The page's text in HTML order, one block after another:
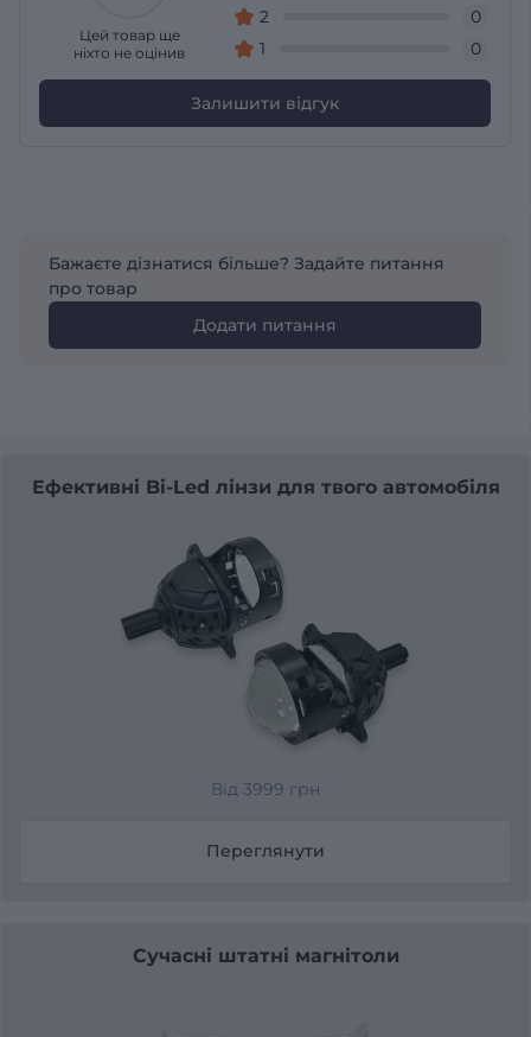
Цей товар ще
ніхто не оцінив
2
0
1
0
Залишити відгук
Бажаєте дізнатися більше? Задайте питання
про товар
Додати питання
Ефективні Bi-Led лінзи для твого автомобіля
Від 3999 грн
Переглянути
Сучасні штатні магнітоли